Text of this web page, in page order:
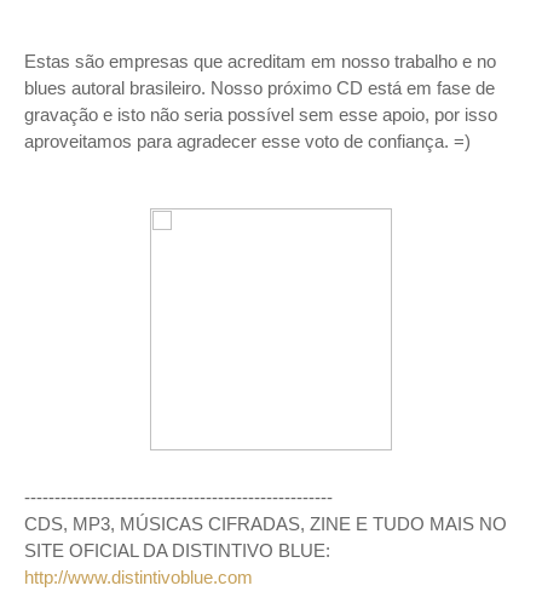
Estas são empresas que acreditam em nosso trabalho e no
blues autoral brasileiro. Nosso próximo CD está em fase de
gravação e isto não seria possível sem esse apoio, por isso
aproveitamos para agradecer esse voto de confiança. =)
---------------------------------------------------
CDS, MP3, MÚSICAS CIFRADAS, ZINE E TUDO MAIS NO
SITE OFICIAL DA DISTINTIVO BLUE:
http://www.distintivoblue.com